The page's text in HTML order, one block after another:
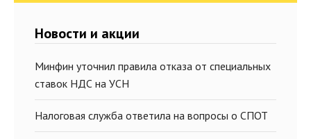
Новости и акции
Минфин уточнил правила отказа от специальных
ставок НДС на УСН
Налоговая служба ответила на вопросы о СПОТ